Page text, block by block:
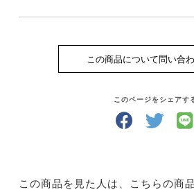
この商品について問い合
このページをシェアす
この商品を見た人は、こちらの商